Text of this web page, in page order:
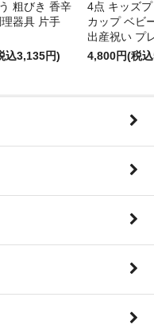
粗びき 香辛
器具 片手
込3,135円)
4点 キッズ
カップ ベビ
出産祝い プ
4,800円(税